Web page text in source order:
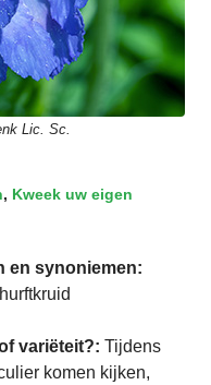
Lic. Sc.
, Kweek uw eigen
en synoniemen:
variëteit?: Tijdens
komen kijken,